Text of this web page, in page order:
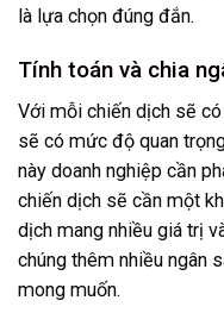
là lựa chọn đúng đắn.
Tính toán và chia
Với mỗi chiến dịch sẽ
sẽ có mức độ quan
này doanh nghiệp cần
chiến dịch sẽ cần một
dịch mang nhiều giá trị
chúng thêm nhiều ngân
mong muốn.